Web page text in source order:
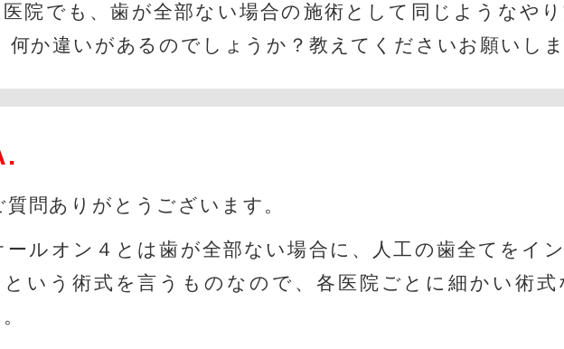
医院でも、歯が全部ない場合の施術として同じようなや
何か違いがあるのでしょうか？ 教えてくださいお願いしま
質問ありがとうございます。
ールオン４とは歯が全部ない場合に、人工の歯全てをイ
という術式を言うものなので、 各医院ごとに細かい術